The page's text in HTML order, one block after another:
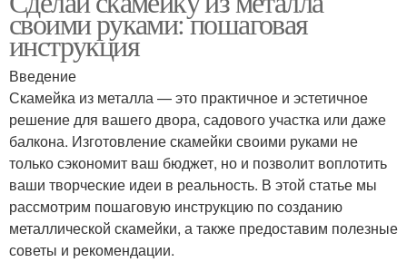
своими руками: пошаговая
инструкция
Введение
Скамейка из металла — это практичное и эстетичное
решение для вашего двора, садового участка или даже
балкона. Изготовление скамейки своими руками не
только сэкономит ваш бюджет, но и позволит воплотить
ваши творческие идеи в реальность. В этой статье мы
рассмотрим пошаговую инструкцию по созданию
металлической скамейки, а также предоставим полезные
советы и рекомендации.